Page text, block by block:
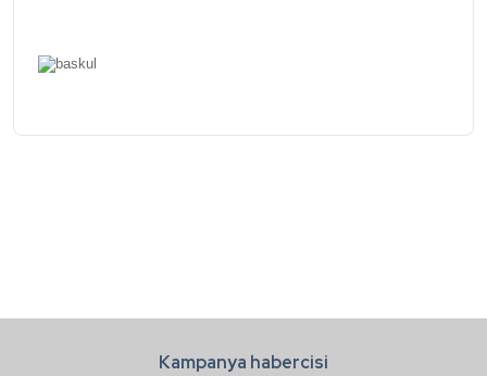
konularda yetersiz gördüğünüz noktaları öneri formunu
Ürün fiyatı diğer sitelerden daha pahalı.
Kampanya habercisi